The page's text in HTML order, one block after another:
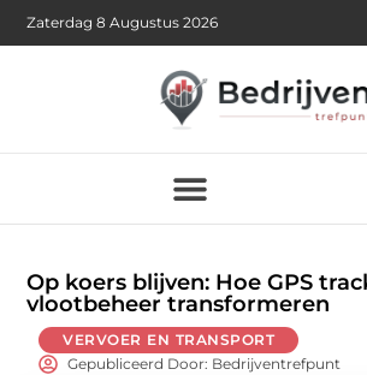
Zaterdag 8 Augustus 2026
Op koers blijven: Hoe GPS
vlootbeheer transformeren
VERVOER EN TRANSPORT
Gepubliceerd Door: Bedrijventrefpunt